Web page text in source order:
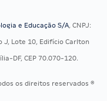
e Educação S/A, CNPJ:
J, Lote 10, Edifício Carlton
DF, CEP 70.070-120.
os direitos reservados ®